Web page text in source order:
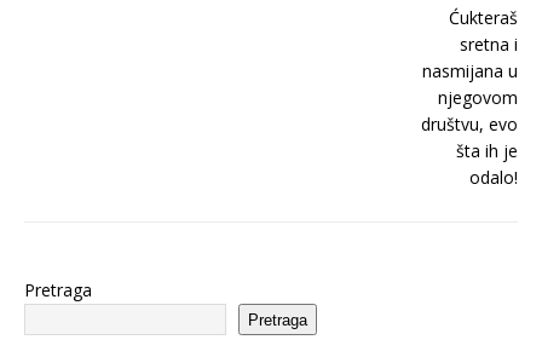
Pretraga
Pretraga